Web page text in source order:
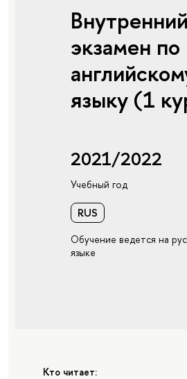
Внутренний
экзамен по
языку (1
2021/2022
Учебный год
RUS
Обучение ведется на
языке
Кто читает: